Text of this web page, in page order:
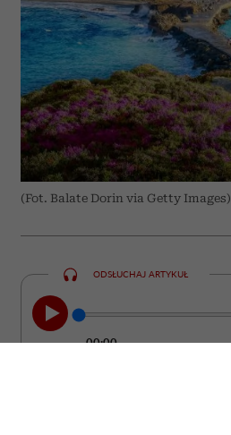
(Fot. Balate Dorin via Getty Images)
ODSŁUCHAJ ARTYKUŁ
00:00